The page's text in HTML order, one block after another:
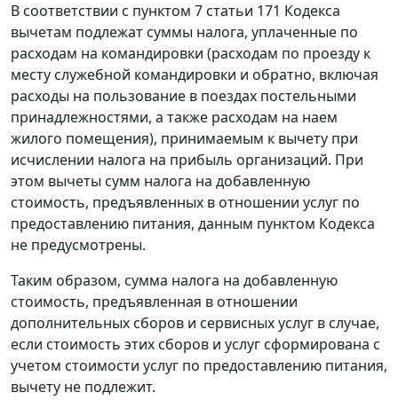
В соответствии с пунктом 7 статьи 171 Кодекса
вычетам подлежат суммы налога, уплаченные по
расходам на командировки (расходам по проезду к
месту служебной командировки и обратно, включая
расходы на пользование в поездах постельными
принадлежностями, а также расходам на наем
жилого помещения), принимаемым к вычету при
исчислении налога на прибыль организаций. При
этом вычеты сумм налога на добавленную
стоимость, предъявленных в отношении услуг по
предоставлению питания, данным пунктом Кодекса
не предусмотрены.
Таким образом, сумма налога на добавленную
стоимость, предъявленная в отношении
дополнительных сборов и сервисных услуг в случае,
если стоимость этих сборов и услуг сформирована с
учетом стоимости услуг по предоставлению питания,
вычету не подлежит.